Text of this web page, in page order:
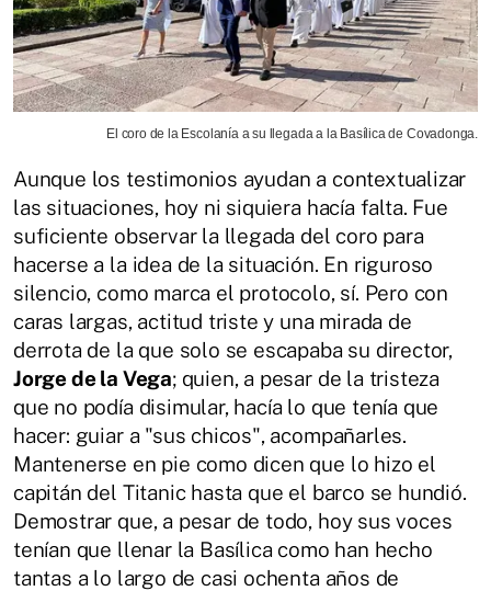
El coro de la Escolanía a su llegada a la Basílica de Covadonga.
Aunque los testimonios ayudan a contextualizar
las situaciones, hoy ni siquiera hacía falta. Fue
suficiente observar la llegada del coro para
hacerse a la idea de la situación. En riguroso
silencio, como marca el protocolo, sí. Pero con
caras largas, actitud triste y una mirada de
derrota de la que solo se escapaba su director,
Jorge de la Vega; quien, a pesar de la tristeza
que no podía disimular, hacía lo que tenía que
hacer: guiar a "sus chicos", acompañarles.
Mantenerse en pie como dicen que lo hizo el
capitán del Titanic hasta que el barco se hundió.
Demostrar que, a pesar de todo, hoy sus voces
tenían que llenar la Basílica como han hecho
tantas a lo largo de casi ochenta años de